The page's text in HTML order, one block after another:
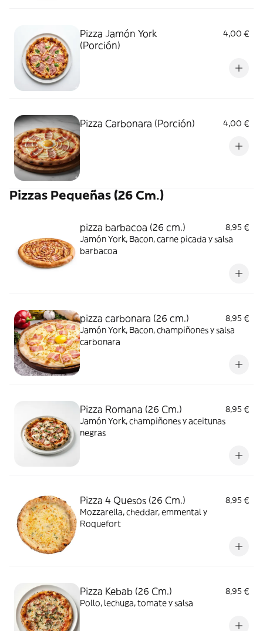
Pizza Jamón York
(Porción)
4,00 €
Pizza Carbonara (Porción) 4,00 €
Pizzas Pequeñas (26 Cm.)
pizza barbacoa (26 cm.)
8,95 €
Jamón York, Bacon, carne picada y salsa
barbacoa
pizza carbonara (26 cm.)
8,95 €
Jamón York, Bacon, champiñones y salsa
carbonara
Pizza Romana (26 Cm.)
8,95 €
Jamón York, champiñones y aceitunas
negras
Pizza 4 Quesos (26 Cm.)
8,95 €
Mozzarella, cheddar, emmental y
Roquefort
Pizza Kebab (26 Cm.)
8,95 €
Pollo, lechuga, tomate y salsa